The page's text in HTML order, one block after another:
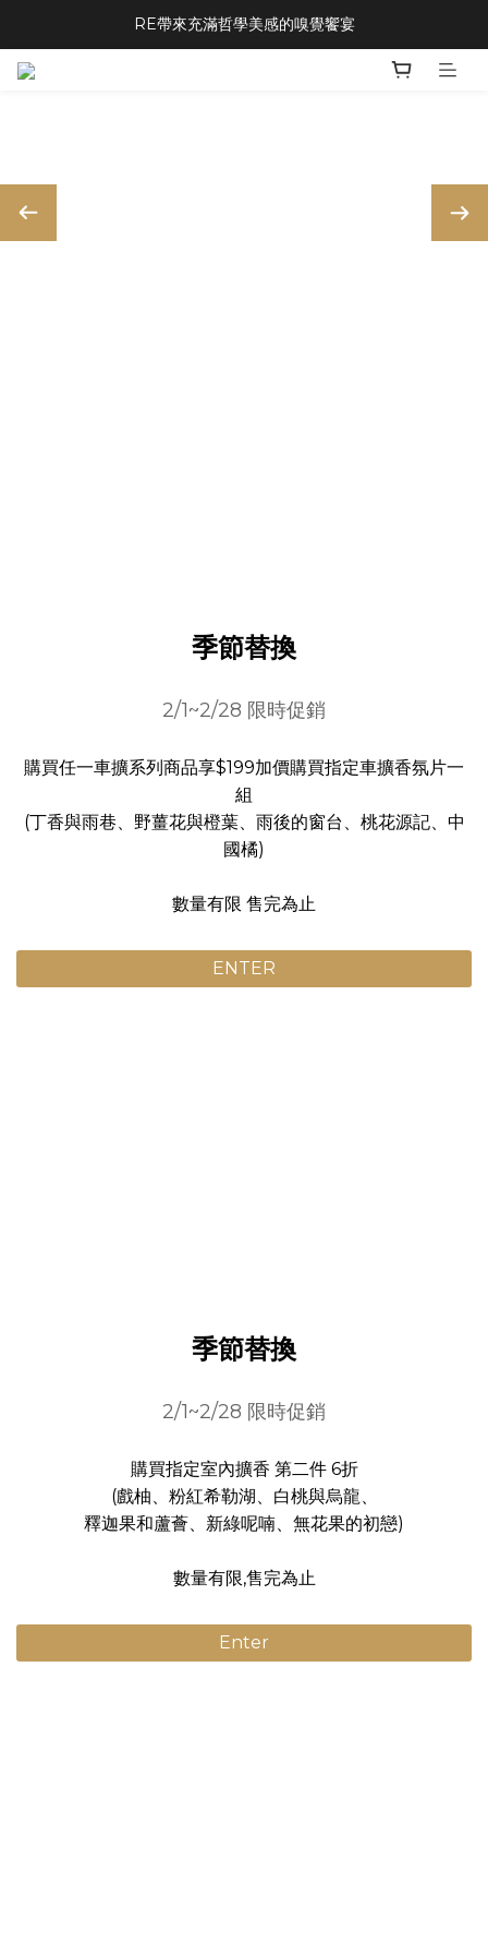
RE帶來充滿哲學美感的嗅覺饗宴
季節替換
2/1~2/28 限時促銷
購買任一車擴系列商品享$199加價購買指定車擴香氛片一
組
(丁香與雨巷、野薑花與橙葉、雨後的窗台、桃花源記、中
國橘)
數量有限 售完為止
ENTER
季節替換
2/1~2/28 限時促銷
購買指定室內擴香 第二件 6折
(戲柚、粉紅希勒湖、白桃與烏龍、
釋迦果和蘆薈、新綠呢喃、無花果的初戀)
數量有限,售完為止
Enter